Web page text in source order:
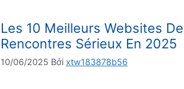
Les 10 Meilleurs Websites De
Rencontres Sérieux En 2025
10/06/2025 Bởi xtw183878b56